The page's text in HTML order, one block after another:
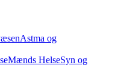
Astma og
Mænds HelseSyn og